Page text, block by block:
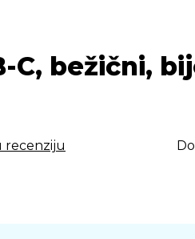
C, bežični,
recenziju